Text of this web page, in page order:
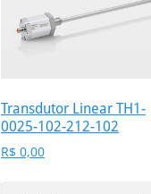
Transdutor Linear TH1-
0025-102-212-102
R$ 0,00